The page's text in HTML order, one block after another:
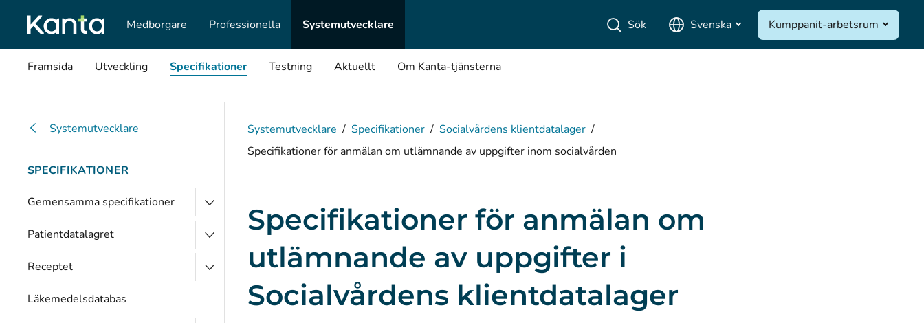
Medborgare
Professionella Systemutvecklare Sök Svenska Kumppanit-arbetsrum
Framsida Utveckling Specifikationer Testning Aktuellt Om Kanta-tjänsterna
Systemutvecklare
SPECIFIKATIONER
Gemensamma specifikationer
Patientdatalagret
Receptet
Läkemedelsdatabas
Systemutvecklare / Specifikationer / Socialvårdens klientdatalager /
Specifikationer för anmälan om utlämnande av uppgifter inom socialvården
Specifikationer för anmälan om
utlämnande av uppgifter i
Socialvårdens klientdatalager